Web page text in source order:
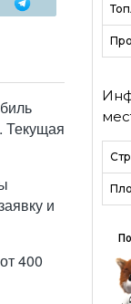
Текущая
и
400